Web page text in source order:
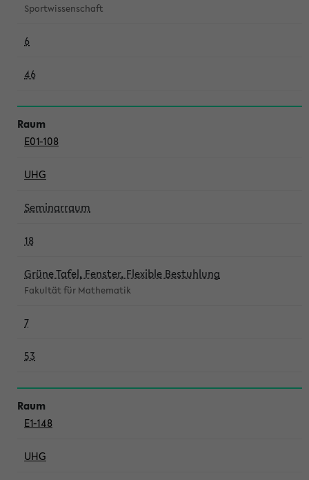
Sportwissenschaft
6
46
E01-108
UHG
Seminarraum
18
Grüne Tafel, Fenster, Flexible Bestuhlung
Fakultät für Mathematik
7
53
E1-148
UHG